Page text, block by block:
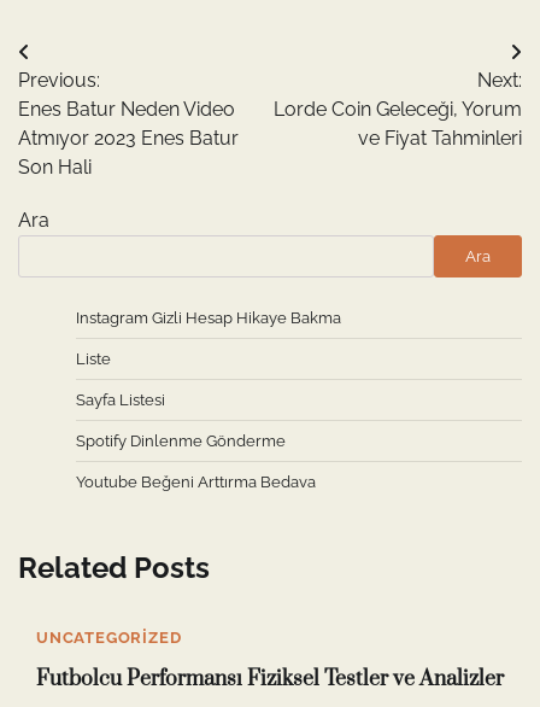
Yazı
gezinmesi
Previous:
Enes Batur Neden Video
Atmıyor 2023 Enes Batur
Son Hali
Next:
Lorde Coin Geleceği, Yorum
ve Fiyat Tahminleri
Ara
Ara
Instagram Gizli Hesap Hikaye Bakma
Liste
Sayfa Listesi
Spotify Dinlenme Gönderme
Youtube Beğeni Arttırma Bedava
Related Posts
UNCATEGORIZED
Futbolcu Performansı Fiziksel Testler ve Analizler